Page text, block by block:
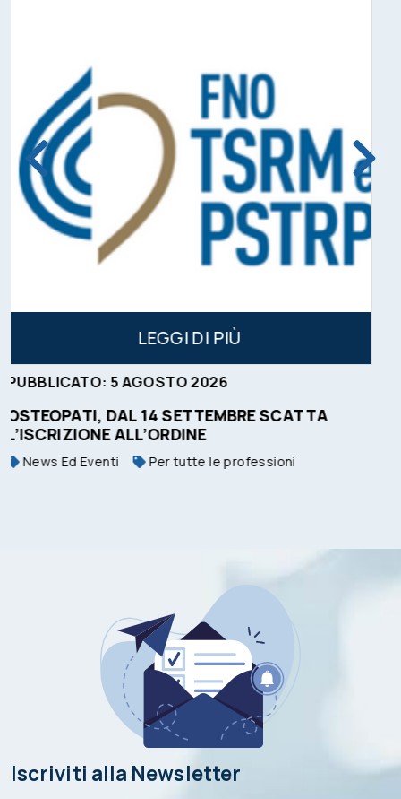
LEGGI DI PIÙ
PUBBLICATO:4 AGOSTO
TSLB: AVVISO PUBBLICO PRESSO
News Ed Eventi
Tecnico Sanitario di Laboratorio Biomedico
Iscriviti alla Newsletter